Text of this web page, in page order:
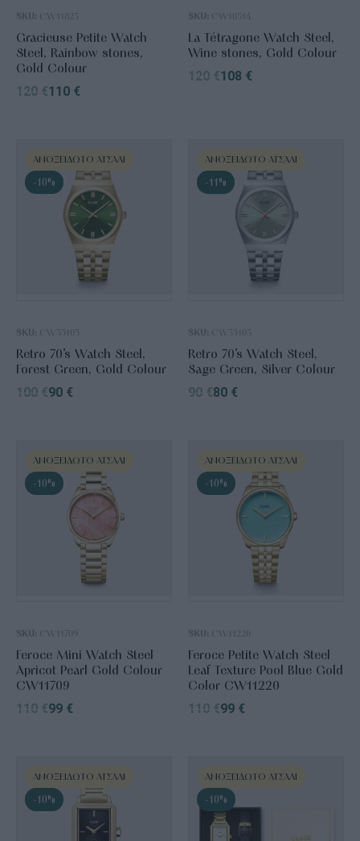
SKU: CW11823
Gracieuse Petite Watch
Steel, Rainbow stones,
Gold Colour
120 €110 €
SKU: CW10314
La Tétragone Watch Steel,
Wine stones, Gold Colour
120 €108 €
ΑΝΟΞΕΊΔΩΤΟ ΑΤΣΆΛΙ
-10%
SKU: CW35105
Retro 70’s Watch Steel,
Forest Green, Gold Colour
100 €90 €
ΑΝΟΞΕΊΔΩΤΟ ΑΤΣΆΛΙ
-11%
SKU: CW35103
Retro 70’s Watch Steel,
Sage Green, Silver Colour
90 €80 €
ΑΝΟΞΕΊΔΩΤΟ ΑΤΣΆΛΙ
-10%
SKU: CW11709
Feroce Mini Watch Steel
Apricot Pearl Gold Colour
CW11709
110 €99 €
ΑΝΟΞΕΊΔΩΤΟ ΑΤΣΆΛΙ
-10%
SKU: CW11220
Feroce Petite Watch Steel
Leaf Texture Pool Blue Gold
Color CW11220
110 €99 €
ΑΝΟΞΕΊΔΩΤΟ ΑΤΣΆΛΙ
-10%
ΑΝΟΞΕΊΔΩΤΟ ΑΤΣΆΛΙ
-10%